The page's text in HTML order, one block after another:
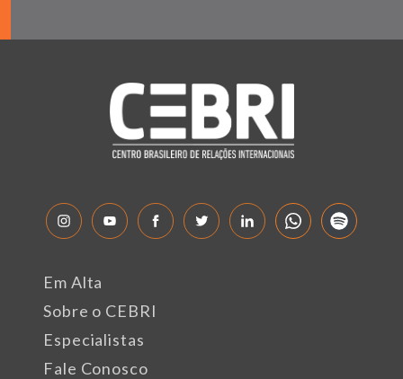
Em Alta
Sobre o CEBRI
Especialistas
Fale Conosco